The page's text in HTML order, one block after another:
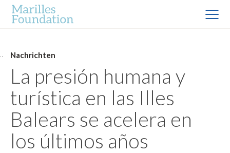
Nachrichten
La presión humana y
turística en las Illes
Balears se acelera en
los últimos años